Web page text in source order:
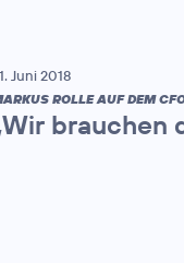
Juni 2018
ROLLE AUF DEM
brauchen